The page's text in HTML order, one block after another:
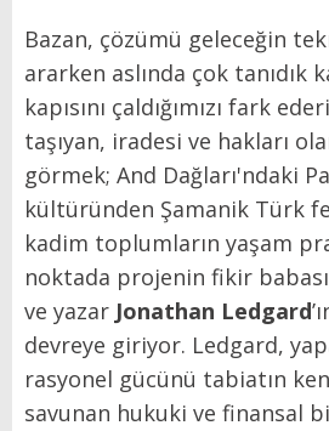
Bazan, çözümü geleceğin
ararken aslında çok tanıdık
kapısını çaldığımızı fark
taşıyan, iradesi ve hakları
görmek; And Dağları'ndaki
kültüründen Şamanik Türk
kadim toplumların yaşam
noktada projenin fikir
ve yazar Jonathan Ledgard
devreye giriyor. Ledgard,
rasyonel gücünü tabiatın
savunan hukuki ve finansal